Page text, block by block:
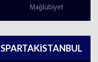
Mağlubiyet
SPARTAKİSTANBUL